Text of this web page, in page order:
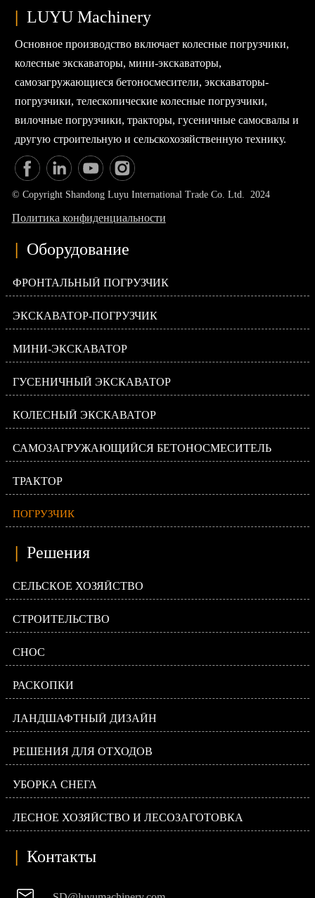
LUYU Machinery
Основное производство включает колесные погрузчики,
колесные экскаваторы, мини-экскаваторы,
самозагружающиеся бетоносмесители, экскаваторы-
погрузчики, телескопические колесные погрузчики,
вилочные погрузчики, тракторы, гусеничные самосвалы и
другую строительную и сельскохозяйственную технику.
© Copyright Shandong Luyu International Trade Co. Ltd. 2024
Политика конфиденциальности
| Оборудование
ФРОНТАЛЬНЫЙ ПОГРУЗЧИК
ЭКСКАВАТОР-ПОГРУЗЧИК
МИНИ-ЭКСКАВАТОР
ГУСЕНИЧНЫЙ ЭКСКАВАТОР
КОЛЕСНЫЙ ЭКСКАВАТОР
САМОЗАГРУЖАЮЩИЙСЯ БЕТОНОСМЕСИТЕЛЬ
ТРАКТОР
ПОГРУЗЧИК
| Решения
СЕЛЬСКОЕ ХОЗЯЙСТВО
СТРОИТЕЛЬСТВО
СНОС
РАСКОПКИ
ЛАНДШАФТНЫЙ ДИЗАЙН
РЕШЕНИЯ ДЛЯ ОТХОДОВ
УБОРКА СНЕГА
ЛЕСНОЕ ХОЗЯЙСТВО И ЛЕСОЗАГОТОВКА
Контакты